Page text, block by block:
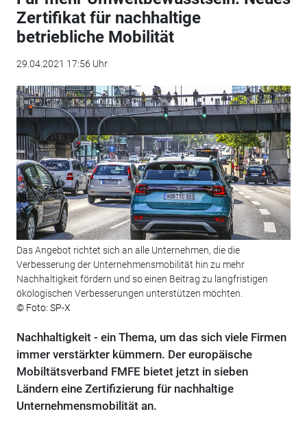
Zertifikat für nachhaltige
betriebliche Mobilität
29.04.2021 17:56 Uhr
Das Angebot richtet sich an alle Unternehmen, die die
Verbesserung der Unternehmensmobilität hin zu mehr
Nachhaltigkeit fördern und so einen Beitrag zu langfristigen
ökologischen Verbesserungen unterstützen möchten.
© Foto: SP-X
Nachhaltigkeit - ein Thema, um das sich viele Firmen
immer verstärkter kümmern. Der europäische
Mobiltätsverband FMFE bietet jetzt in sieben
Ländern eine Zertifizierung für nachhaltige
Unternehmensmobilität an.